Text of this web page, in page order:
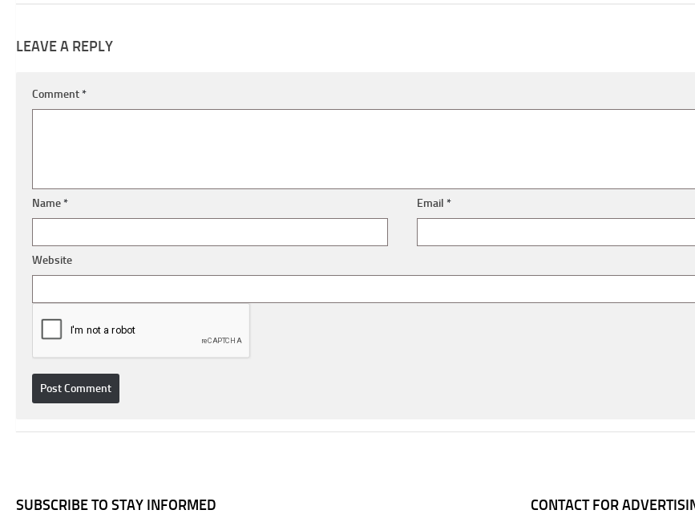
LEAVE A REPLY
Comment*
Name* Email*
Website
SUBSCRIBE TO STAY INFORMED CONTACT FOR